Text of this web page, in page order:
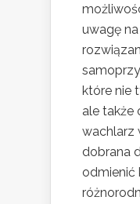
uwagę
które nie
ale także
wachlarz
dobrana
odmienić